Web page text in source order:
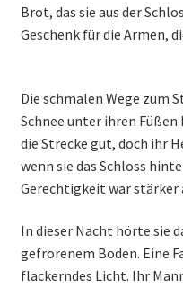
Brot, das sie aus der
Geschenk für die Armen,
Die schmalen Wege zum
Schnee unter ihren
die Strecke gut, doch ihr
wenn sie das Schloss
Gerechtigkeit war stärker
In dieser Nacht hörte sie
gefrorenem Boden. Eine
flackerndes Licht. Ihr